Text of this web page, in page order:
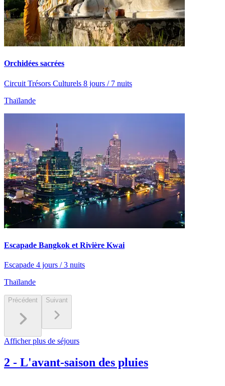
Orchidées sacrées
Circuit Trésors Culturels 8 jours / 7 nuits
Thaïlande
Escapade Bangkok et Rivière Kwai
Escapade 4 jours / 3 nuits
Thaïlande
Précédent Suivant
Afficher plus de séjours
2 - L'avant-saison des pluies